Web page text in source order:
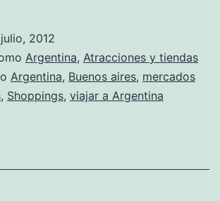
2012
Argentina, Atracciones y tiendas
Argentina, Buenos aires, mercados
, Shoppings, viajar a Argentina